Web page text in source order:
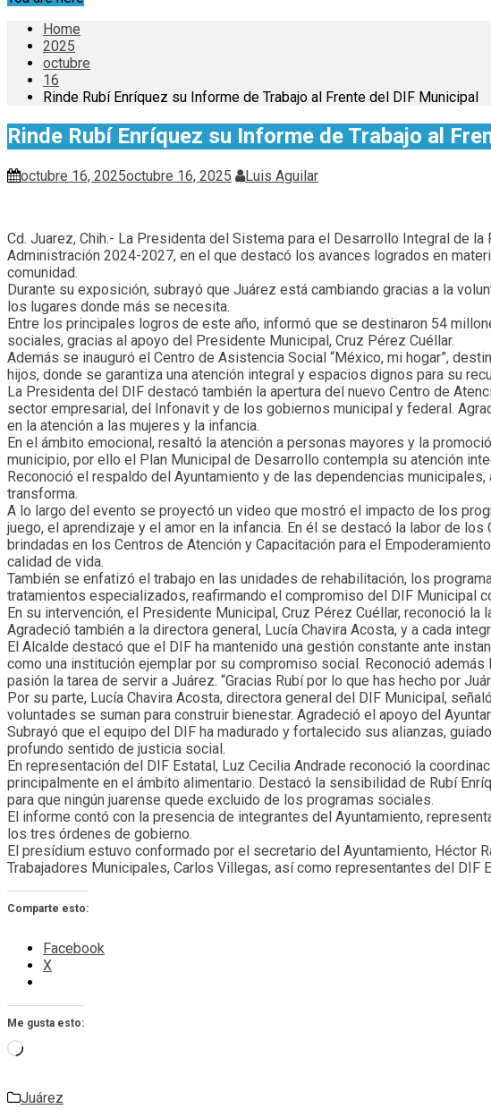
Home
2025
octubre
16
Rinde Rubí Enríquez su Informe de Trabajo al Frente del DIF Municipal
Rinde Rubí Enríquez su Informe de Trabajo al
octubre 16, 2025octubre 16, 2025 Luis Aguilar
Cd. Juarez, Chih.- La Presidenta del Sistema para el Desarrollo Integral de
Administración 2024-2027, en el que destacó los avances logrados en
comunidad.
Durante su exposición, subrayó que Juárez está cambiando gracias a la
los lugares donde más se necesita.
Entre los principales logros de este año, informó que se destinaron 54
sociales, gracias al apoyo del Presidente Municipal, Cruz Pérez Cuéllar.
Además se inauguró el Centro de Asistencia Social “México, mi hogar”,
hijos, donde se garantiza una atención integral y espacios dignos para su
La Presidenta del DIF destacó también la apertura del nuevo Centro de
sector empresarial, del Infonavit y de los gobiernos municipal y federal.
en la atención a las mujeres y la infancia.
En el ámbito emocional, resaltó la atención a personas mayores y la
municipio, por ello el Plan Municipal de Desarrollo contempla su atención
Reconoció el respaldo del Ayuntamiento y de las dependencias
transforma.
A lo largo del evento se proyectó un video que mostró el impacto de los
juego, el aprendizaje y el amor en la infancia. En él se destacó la labor de
brindadas en los Centros de Atención y Capacitación para el
calidad de vida.
También se enfatizó el trabajo en las unidades de rehabilitación, los
tratamientos especializados, reafirmando el compromiso del DIF Municipal
En su intervención, el Presidente Municipal, Cruz Pérez Cuéllar, reconoció
Agradeció también a la directora general, Lucía Chavira Acosta, y a cada
El Alcalde destacó que el DIF ha mantenido una gestión constante ante
como una institución ejemplar por su compromiso social. Reconoció
pasión la tarea de servir a Juárez. “Gracias Rubí por lo que has hecho por
Por su parte, Lucía Chavira Acosta, directora general del DIF Municipal,
voluntades se suman para construir bienestar. Agradeció el apoyo del
Subrayó que el equipo del DIF ha madurado y fortalecido sus alianzas,
profundo sentido de justicia social.
En representación del DIF Estatal, Luz Cecilia Andrade reconoció la
principalmente en el ámbito alimentario. Destacó la sensibilidad de Rubí
para que ningún juarense quede excluido de los programas sociales.
El informe contó con la presencia de integrantes del Ayuntamiento,
los tres órdenes de gobierno.
El presídium estuvo conformado por el secretario del Ayuntamiento, Héctor
Trabajadores Municipales, Carlos Villegas, así como representantes del
Comparte esto:
Facebook
X
Me gusta esto:
Cargando...
Juárez